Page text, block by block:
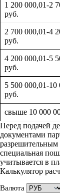
1 200 000,01-2
руб.
2 700 000,01-4
руб.
4 200 000,01-5
руб.
5 500 000,01-10
руб.
свыше 10 000
Перед подачей
документами
разрешительным
специальная
учитывается в
Калькулятор
Валюта